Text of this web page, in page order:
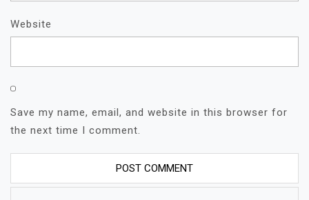
Website
Save my name, email, and website in this browser for
the next time I comment.